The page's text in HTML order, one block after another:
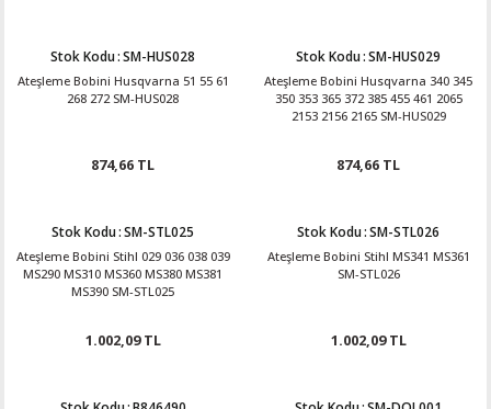
Stok Kodu:SM-HUS028
Ateşleme Bobini Husqvarna 51 55 61
268 272 SM-HUS028
874,66 TL
Stok Kodu:SM-HUS029
Ateşleme Bobini Husqvarna 340 345
350 353 365 372 385 455 461 2065
2153 2156 2165 SM-HUS029
874,66 TL
Stok Kodu:SM-STL025
Ateşleme Bobini Stihl 029 036 038 039
MS290 MS310 MS360 MS380 MS381
MS390 SM-STL025
1.002,09 TL
Stok Kodu:SM-STL026
Ateşleme Bobini Stihl MS341 MS361
SM-STL026
1.002,09 TL